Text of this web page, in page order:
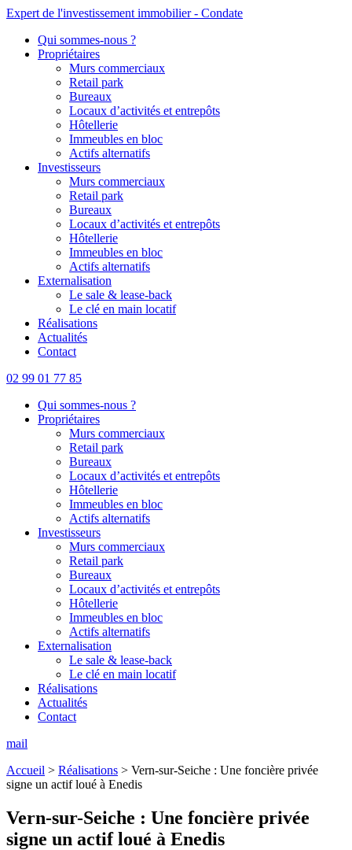
Expert de l'investissement immobilier - Condate
Qui sommes-nous ?
Propriétaires
Murs commerciaux
Retail park
Bureaux
Locaux d’activités et entrepôts
Hôtellerie
Immeubles en bloc
Actifs alternatifs
Investisseurs
Murs commerciaux
Retail park
Bureaux
Locaux d’activités et entrepôts
Hôtellerie
Immeubles en bloc
Actifs alternatifs
Externalisation
Le sale & lease-back
Le clé en main locatif
Réalisations
Actualités
Contact
02 99 01 77 85
Qui sommes-nous ?
Propriétaires
Murs commerciaux
Retail park
Bureaux
Locaux d’activités et entrepôts
Hôtellerie
Immeubles en bloc
Actifs alternatifs
Investisseurs
Murs commerciaux
Retail park
Bureaux
Locaux d’activités et entrepôts
Hôtellerie
Immeubles en bloc
Actifs alternatifs
Externalisation
Le sale & lease-back
Le clé en main locatif
Réalisations
Actualités
Contact
mail
Accueil > Réalisations > Vern-sur-Seiche : Une foncière privée
signe un actif loué à Enedis
Vern-sur-Seiche : Une foncière privée
signe un actif loué à Enedis